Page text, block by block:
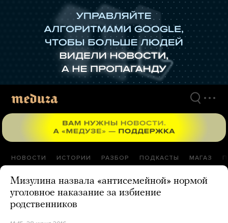
НОВОСТИ ИСТОРИИ РАЗБОР ПОДКАСТЫ МАГАЗ
Мизулина назвала «антисемейной» нормой
уголовное наказание за избиение
родственников